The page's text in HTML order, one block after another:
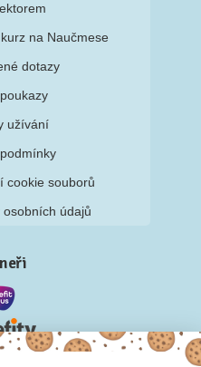
na Naučmese
dotazy
užívání
cookie souborů
osobních údajů